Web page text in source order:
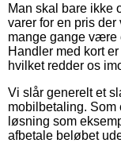
Man skal bare ikke
varer for en pris
mange gange være
Handler med kort
hvilket redder os
Vi slår generelt et
mobilbetaling.
løsning som
afbetale beløbet